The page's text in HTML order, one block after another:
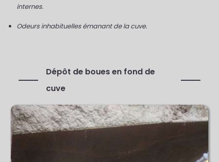
internes.
Odeurs inhabituelles émanant de la cuve.
Dépôt de boues en fond de
cuve